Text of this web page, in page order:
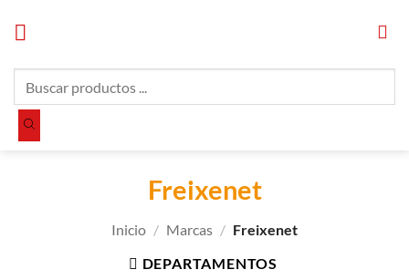
productos
Freixenet
Inicio / Marcas / Freixenet
DEPARTAMENTOS